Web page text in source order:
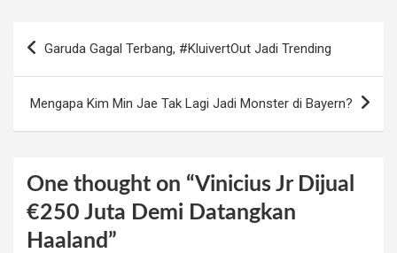
navigation
Garuda Gagal Terbang, #KluivertOut Jadi Trending
Mengapa Kim Min Jae Tak Lagi Jadi Monster di Bayern?
One thought on “Vinicius Jr Dijual
€250 Juta Demi Datangkan
Haaland ”